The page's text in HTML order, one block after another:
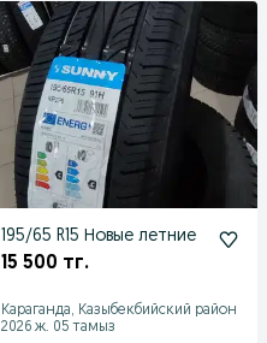
195/65 R15 Новые летние
15 500 тг.
Караганда, Казыбекбийский район
2026 ж. 05 тамыз